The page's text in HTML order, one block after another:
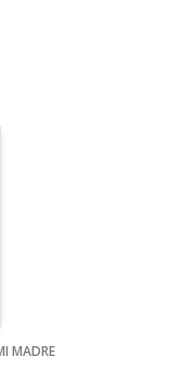
MADRE